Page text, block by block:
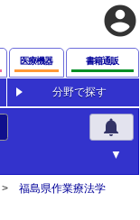
account_circle
医療機器 書籍通販
分野で探す
notifications
福島県作業療法学